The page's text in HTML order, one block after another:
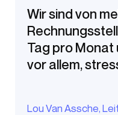
Wir sind von mehreren Tagen
Tag pro Monat
vor allem,
Lou Van Assche, Leiterin des operativen